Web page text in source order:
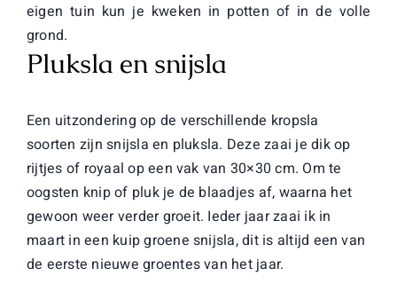
eigen tuin kun je kweken in potten of in de volle
grond.
Pluksla en snijsla
Een uitzondering op de verschillende kropsla
soorten zijn snijsla en pluksla. Deze zaai je dik op
rijtjes of royaal op een vak van 30×30 cm. Om te
oogsten knip of pluk je de blaadjes af, waarna het
gewoon weer verder groeit. Ieder jaar zaai ik in
maart in een kuip groene snijsla, dit is altijd een van
de eerste nieuwe groentes van het jaar.